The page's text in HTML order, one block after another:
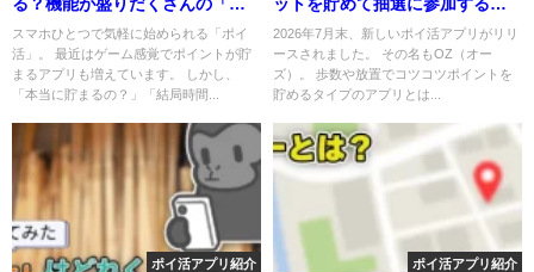
イ活！ポイにゃん」を検証【招
待コードあり】
スマホひとつで気軽に始められる「ポイ
活」。 最近はゲーム感覚でポイントが貯
まるアプリも増えています。 しかし、
「本当に貯まるの？」「結局時間...
感覚のポイ活アプリを解説
2026年7月末、新しいポイ活アプリがリリ
ースされました。 その名もOZ（オー
ズ）。 歩数や放置でコツコツポイントを
貯めるタイプのアプリとは...
ポイ活アプリ紹介 ポイ活アプリ紹介